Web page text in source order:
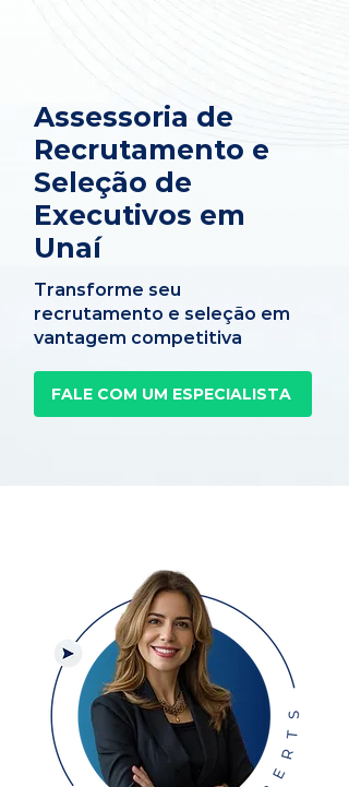
Assessoria de
Recrutamento e
Seleção de
Executivos em
Unaí
Transforme seu
recrutamento e seleção em
vantagem competitiva
FALE COM UM ESPECIALISTA